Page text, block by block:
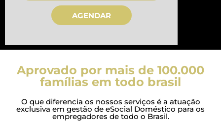
AGENDAR
Aprovado por mais de 100.000
famílias em todo brasil
O que diferencia os nossos serviços é a atuação
exclusiva em gestão de eSocial Doméstico para os
empregadores de todo o Brasil.